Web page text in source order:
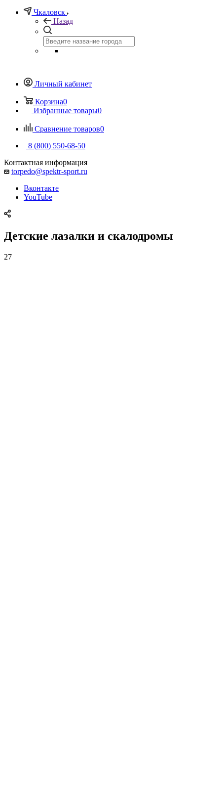
Чкаловск
Назад
Личный кабинет
Корзина0
Избранные товары0
Сравнение товаров0
8 (800) 550-68-50
Контактная информация
torpedo@spektr-sport.ru
Вконтакте
YouTube
Детские лазалки и скалодромы
27